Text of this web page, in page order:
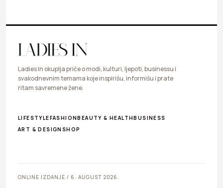
Ladies In okuplja priče o modi, kulturi, ljepoti, businessu i
svakodnevnim temama koje inspirišu, informišu i prate
ritam savremene žene.
LIFESTYLEFASHIONBEAUTY & HEALTHBUSINESS
ART & DESIGN SHOP
ONLINE IZDANJE / 6. AUGUST 2026.